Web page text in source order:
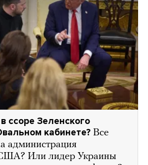
ссоре Зеленского
кабинете? Все
администрация
Или лидер Украины